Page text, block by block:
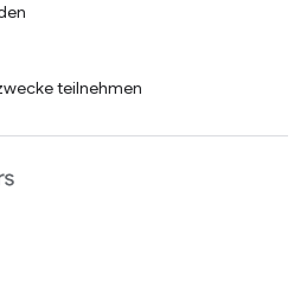
teilnehmen